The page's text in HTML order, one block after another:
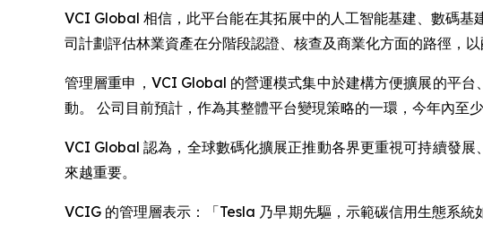
VCI Global 相信，此平台能在其拓展中的人工智能基建、數碼
司計劃評估林業資產在分階段認證、核查及商業化方面的路徑，以
管理層重申，VCI Global 的營運模式集中於建構方便擴展的平
動。 公司目前預計，作為其整體平台變現策略的一環，今年內至
VCI Global 認為，全球數碼化擴展正推動各界更重視可持續發
來越重要。
VCIG 的管理層表示：「Tesla 乃早期先驅，示範碳信用生態系